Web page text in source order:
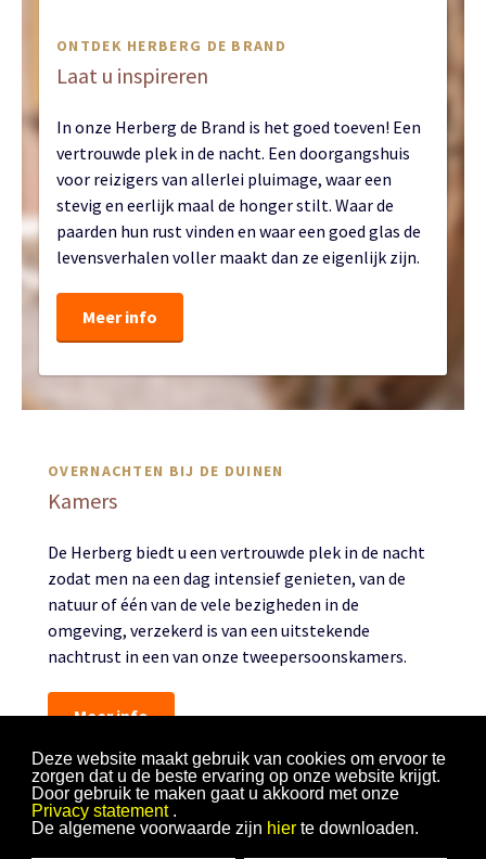
Deze website maakt gebruik van cookies om ervoor te
zorgen dat u de beste ervaring op onze website krijgt.
Door gebruik te maken gaat u akkoord met onze
Privacy statement.
De algemene voorwaarde zijn hierte downloaden.
ONTDEK HERBERG DE BRAND
Laat u inspireren
In onze Herberg de Brand is het goed toeven! Een
vertrouwde plek in de nacht. Een doorgangshuis
voor reizigers van allerlei pluimage, waar een
stevig en eerlijk maal de honger stilt. Waar de
paarden hun rust vinden en waar een goed glas de
levensverhalen voller maakt dan ze eigenlijk zijn.
Meer info
OVERNACHTEN BIJ DE DUINEN
Kamers
De Herberg biedt u een vertrouwde plek in de nacht
zodat men na een dag intensief genieten, van de
natuur of één van de vele bezigheden in de
omgeving, verzekerd is van een uitstekende
nachtrust in een van onze tweepersoonskamers.
Meer info